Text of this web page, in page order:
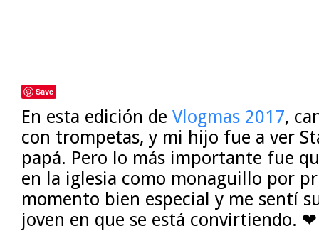
Save
En esta edición de Vlogmas 2017,
con trompetas, y mi hijo fue a ver
papá. Pero lo más importante fue
en la iglesia como monaguillo por
momento bien especial y me sentí
joven en que se está convirtiendo. ❤